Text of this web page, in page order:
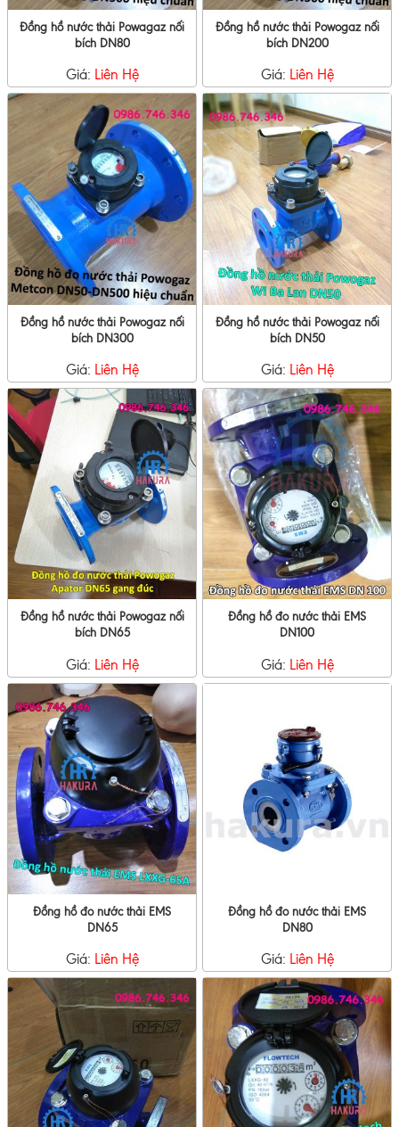
Đồng hồ nước thải Powagaz nối
bích DN80
Giá: Liên Hệ
Đồng hồ nước thải Powogaz nối
bích DN200
Giá: Liên Hệ
Đồng hồ nước thải Powogaz nối
bích DN300
Giá: Liên Hệ
Đồng hồ nước thải Powogaz nối
bích DN50
Giá: Liên Hệ
Đồng hồ nước thải Powogaz nối
bích DN65
Giá: Liên Hệ
Đồng hồ đo nước thải EMS
DN100
Giá: Liên Hệ
Đồng hồ đo nước thải EMS
DN65
Giá: Liên Hệ
Đồng hồ đo nước thải EMS
DN80
Giá: Liên Hệ